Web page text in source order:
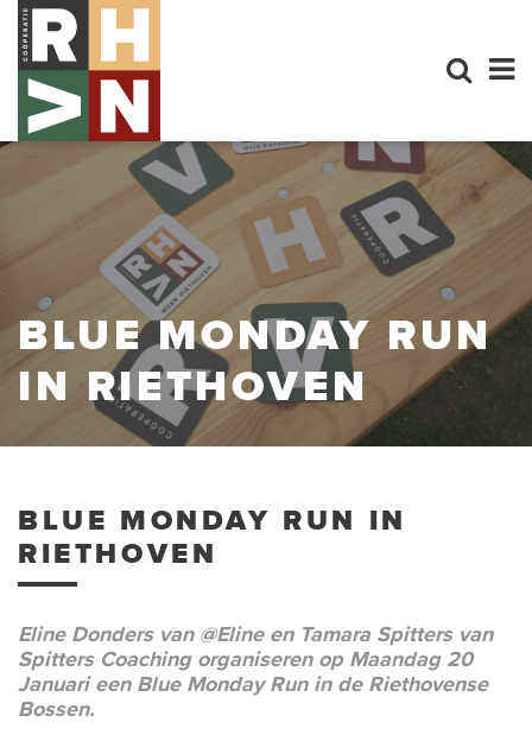
BLUE MONDAY RUN
IN RIETHOVEN
BLUE MONDAY RUN IN
RIETHOVEN
Eline Donders van @Eline en Tamara Spitters van
Spitters Coaching organiseren op Maandag 20
Januari een Blue Monday Run in de Riethovense
Bossen.